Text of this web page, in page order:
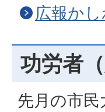
広報か
功労者
先月の市